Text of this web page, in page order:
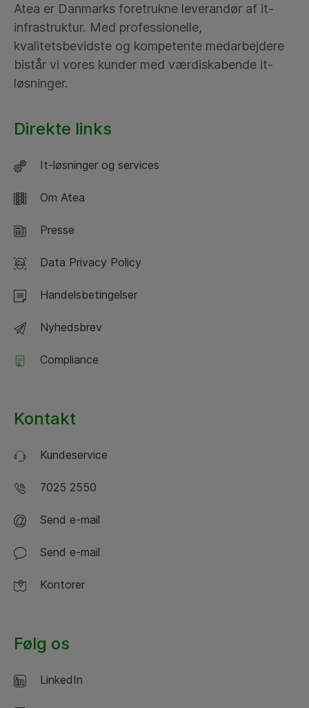
Atea er Danmarks foretrukne leverandør af it-
infrastruktur. Med professionelle,
kvalitetsbevidste og kompetente medarbejdere
bistår vi vores kunder med værdiskabende it-
løsninger.
Direkte links
It-løsninger og services
Om Atea
Presse
Data Privacy Policy
Handelsbetingelser
Nyhedsbrev
Compliance
Kontakt
Kundeservice
7025 2550
Send e-mail
Send e-mail
Kontorer
Følg os
LinkedIn